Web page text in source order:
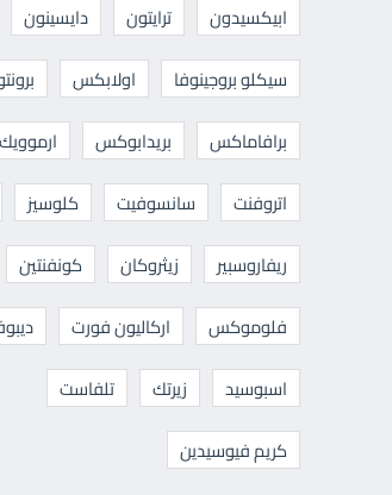
ابيكسيدون
ترايتون
دايسينون
سيكلو بروجينوفا
اولابكس
برافاماكس
بريدابوكس
ارموويك
اتروفنت
سانسوفيت كلوسيز
ريفاروسبير
زيثروكان
كونفنتين
فلوموكس
اركاليون فورت
اسبوسيد
زيرتك
تلفاست
كريم فيوسيدين